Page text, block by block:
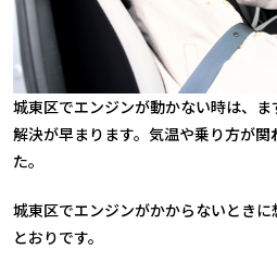
城東区でエンジンが動かない時は、
解決が早まります。気温や乗り方が
た。
城東区でエンジンがかからないとき
とおりです。